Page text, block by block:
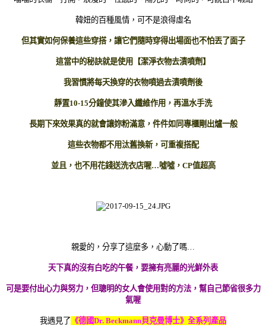
韓妞的百種風情，可不是浪得虛名
但其實如何保養這些穿搭，讓它們隨時穿得出場面也不怕丟了面子
這當中的秘訣就是使用【潔淨衣物去漬噴劑】
我習慣將每天換穿的衣物噴過去漬噴劑後
靜置10-15分鐘使其滲入纖維作用，再溫水手洗
長期下來效果真的就會讓妳粉滿意，件件如同專櫃剛出爐一般
這些衣物都不用汰舊換新，可重複搭配
並且，也不用花錢送洗衣店喔…噓噓，CP值超高
親愛的，分享了這麼多，心動了嗎…
天下真的沒有白吃的午餐，要擁有亮麗的光鮮外表
可是要付出心力與努力，但聰明的女人會使用對的方法，幫自己節省很多力
氣喔
我遇見了 《德國Dr. Beckmann貝克曼博士》 全系列產品